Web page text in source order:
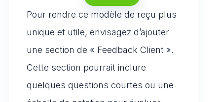
Pour rendre ce modèle de reçu plus
unique et utile, envisagez d’ajouter
une section de « Feedback Client ».
Cette section pourrait inclure
quelques questions courtes ou une